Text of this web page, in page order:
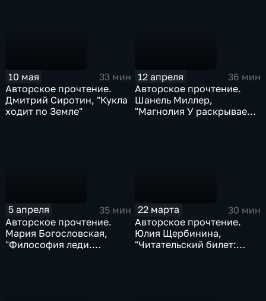
10 мая
33 мин
Авторское прочтение.
Дмитрий Сиротин, "Кукла
ходит по Земле"
12 апреля
36 мин
Авторское прочтение.
Шанель Миллер,
"Магнолия У раскрывает
5 апреля
35 мин
Авторское прочтение.
Мария Богословская,
"Философия леди.
22 марта
30 мин
Авторское прочтение.
Юлия Щербинина,
"Читательский билет: